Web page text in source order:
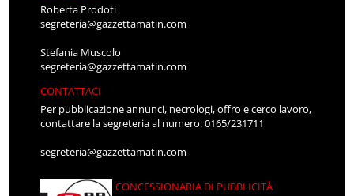
Roberta Prodoti
segreteria@gazzettamatin.com
Stefania Muscolo
segreteria@gazzettamatin.com
CONTATTACI
Per pubblicazione annunci, necrologi, offro e cerco lavoro,
contattare la segreteria al numero: 0165/231711
segreteria@gazzettamatin.com
CONCESSIONARIA DI PUBBLICITÀ